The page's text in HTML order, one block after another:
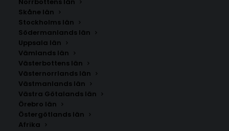
Skåne län
Stockholms län
Södermanlands län
Uppsala län
Vämlands län
Västerbottens län
Västernorrlands län
Västmanlands län
Västra Götalands län
Örebro län
Östergötlands län
Afrika
Hällaryd
Storlek
350.00kr